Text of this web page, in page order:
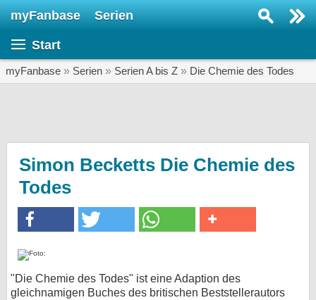
myFanbase Serien
Start
myFanbase » Serien » Serien A bis Z » Die Chemie des Todes
Simon Becketts Die Chemie des
Todes
"Die Chemie des Todes" ist eine Adaption des
gleichnamigen Buches des britischen Beststellerautors
SERIEN
Specials
Gewinnspiele